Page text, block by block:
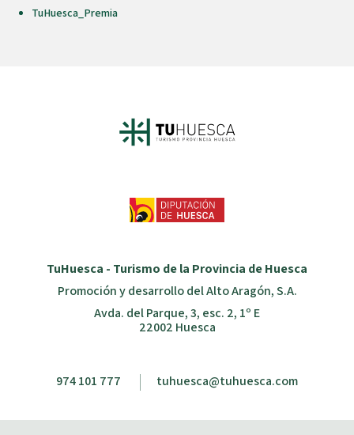
TuHuesca_Premia
TuHuesca - Turismo de la Provincia de Huesca
Promoción y desarrollo del Alto Aragón, S.A.
Avda. del Parque, 3, esc. 2, 1º E
22002 Huesca
974 101 777 tuhuesca@tuhuesca.com